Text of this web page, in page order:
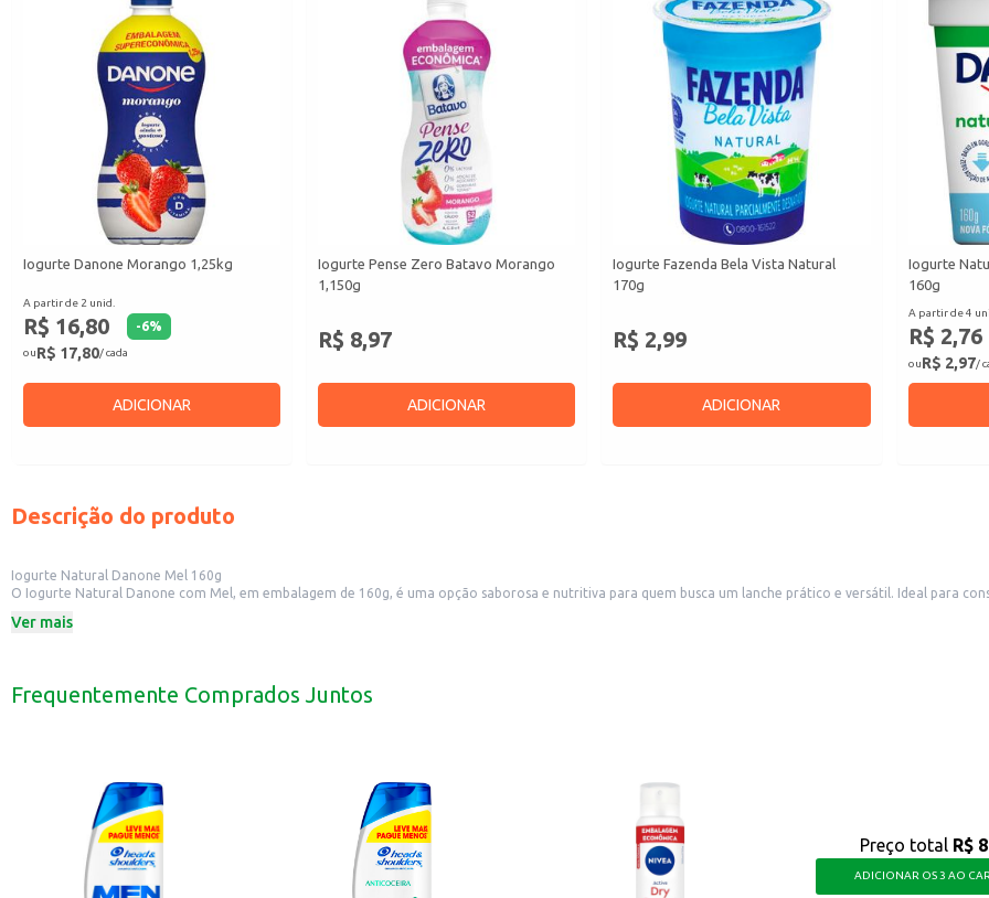
Iogurte Danone Morango 1,25kg
A partir de 2 unid.
R$ 16,80 -6%
ouR$ 17,80/ cada
ADICIONAR
Iogurte Pense Zero Batavo Morango
1,150g
R$ 8,97
ADICIONAR
Iogurte Fazenda Bela Vista Natural
170g
R$ 2,99
ADICIONAR
Iogurte
160g
A partir de 4
R$ 2,76
ouR$ 2,97/
Descrição do produto
Iogurte Natural Danone Mel 160g
O Iogurte Natural Danone com Mel, em embalagem de 160g, é uma opção saborosa e nutritiva para quem busca um lanche prático e versátil. Ideal para
Dicas de Uso:
Utilize em receitas de smoothies e vitaminas.
Ver mais
Frequentemente Comprados Juntos
Preço total R$
ADICIONAR OS 3 AO